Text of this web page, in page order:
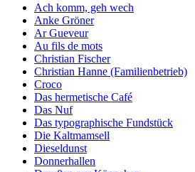
Ach komm, geh wech
Anke Gröner
Ar Gueveur
Au fils de mots
Christian Fischer
Christian Hanne (Familienbetrieb)
Croco
Das hermetische Café
Das Nuf
Das typographische Fundstück
Die Kaltmamsell
Dieseldunst
Donnerhallen